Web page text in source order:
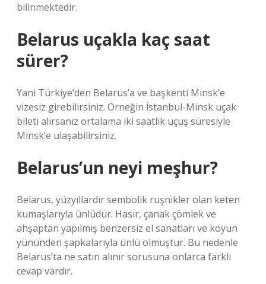
bilinmektedir.
Belarus uçakla kaç saat
sürer?
Yani Türkiye’den Belarus’a ve başkenti Minsk’e
vizesiz girebilirsiniz. Örneğin İstanbul-Minsk uçak
bileti alırsanız ortalama iki saatlik uçuş süresiyle
Minsk’e ulaşabilirsiniz.
Belarus’un neyi meşhur?
Belarus, yüzyıllardır sembolik ruşnikler olan keten
kumaşlarıyla ünlüdür. Hasır, çanak çömlek ve
ahşaptan yapılmış benzersiz el sanatları ve koyun
yününden şapkalarıyla ünlü olmuştur. Bu nedenle
Belarus’ta ne satın alınır sorusuna onlarca farklı
cevap vardır.